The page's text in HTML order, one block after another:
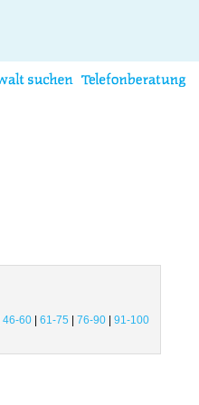
|46-60 |61-75 |76-90 |91-100